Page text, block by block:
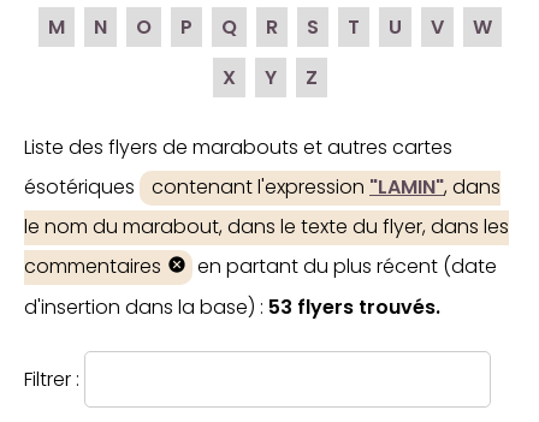
M
N O P Q R S T U V
W
X
Y Z
Liste des flyers de marabouts et autres cartes
ésotériques
contenant l'expression "LAMIN", dans
le nom du marabout, dans le texte du flyer, dans les
commentaires
en partant du plus récent (date
d'insertion dans la base) : 53 flyers trouvés.
Filtrer :